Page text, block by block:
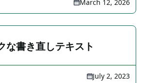
March 12, 2026
な書き直しテキスト
July 2, 2023